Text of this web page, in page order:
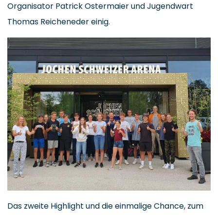
Organisator Patrick Ostermaier und Jugendwart
Thomas Reicheneder einig.
Das zweite Highlight und die einmalige Chance, zum